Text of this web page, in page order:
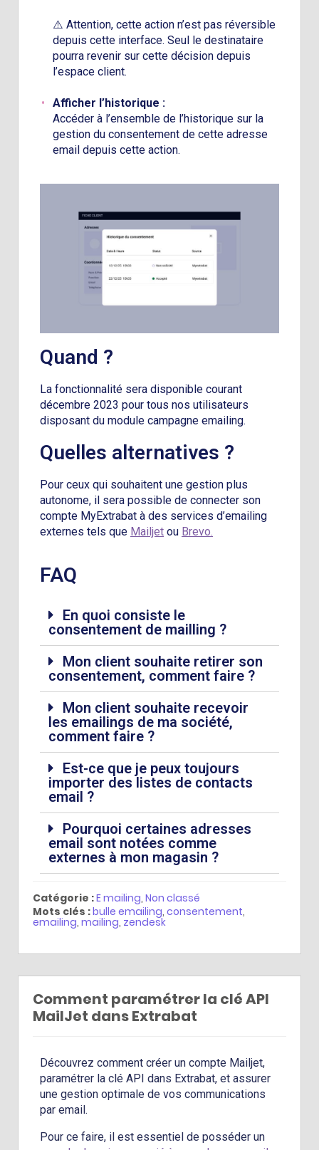
⚠️ Attention, cette action n’est pas réversible
depuis cette interface. Seul le destinataire
pourra revenir sur cette décision depuis
l’espace client.
Afficher l’historique :
Accéder à l’ensemble de l’historique sur la
gestion du consentement de cette adresse
email depuis cette action.
Quand ?
La fonctionnalité sera disponible courant
décembre 2023 pour tous nos utilisateurs
disposant du module campagne emailing.
Quelles alternatives ?
Pour ceux qui souhaitent une gestion plus
autonome, il sera possible de connecter son
compte MyExtrabat à des services d’emailing
externes tels que Mailjet ou Brevo.
FAQ
En quoi consiste le
consentement de mailling ?
Mon client souhaite retirer son
consentement, comment faire ?
Mon client souhaite recevoir
les emailings de ma société,
comment faire ?
Est-ce que je peux toujours
importer des listes de contacts
email ?
Pourquoi certaines adresses
email sont notées comme
externes à mon magasin ?
Catégorie :E mailing, Non classé
Mots clés :bulle emailing, consentement,
emailing, mailing, zendesk
Comment paramétrer la clé API
MailJet dans Extrabat
Découvrez comment créer un compte Mailjet,
paramétrer la clé API dans Extrabat, et assurer
une gestion optimale de vos communications
par email.
Pour ce faire, il est essentiel de posséder un